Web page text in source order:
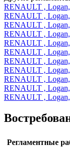
RENAULT ,
RENAULT ,
RENAULT ,
RENAULT ,
RENAULT ,
RENAULT ,
RENAULT ,
RENAULT ,
RENAULT ,
RENAULT ,
RENAULT ,
Регламентные